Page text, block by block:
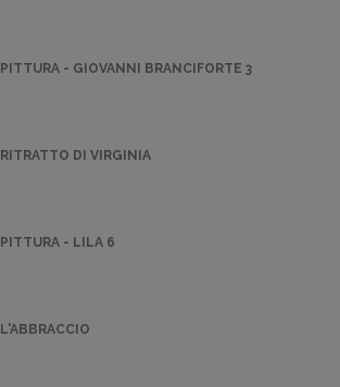
PITTURA - GIOVANNI BRANCIFORTE 3
RITRATTO DI VIRGINIA
PITTURA - LILA 6
L'ABBRACCIO